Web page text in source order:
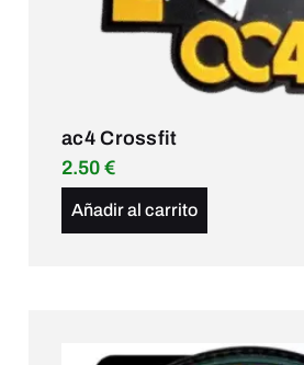
ac4 Crossfit
2.50 €
Añadir al carrito